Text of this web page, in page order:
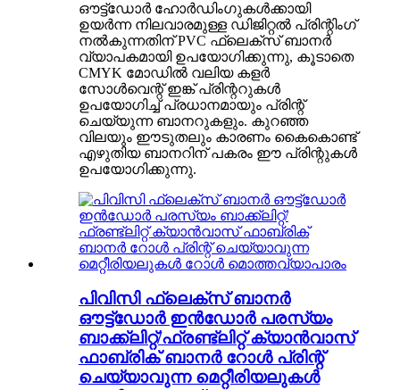
ഔട്ട്ഡോർ ഹോർഡിംഗുകൾക്കായി
ഉയർന്ന നിലവാരമുള്ള ഡിജിറ്റൽ പ്രിന്റിംഗ്
നൽകുന്നതിന് PVC ഫ്ലെക്സ് ബാനർ
വ്യാപകമായി ഉപയോഗിക്കുന്നു, കൂടാതെ
CMYK മോഡിൽ വലിയ കളർ
സോൾവെന്റ് ഇങ്ക് പ്രിന്ററുകൾ
ഉപയോഗിച്ച് പ്രധാനമായും പ്രിന്റ്
ചെയ്യുന്ന ബാനറുകളും. കുറഞ്ഞ
വിലയും ഈടുതലും കാരണം കൈകൊണ്ട്
എഴുതിയ ബാനറിന് പകരം ഈ പ്രിന്റുകൾ
ഉപയോഗിക്കുന്നു.
പിവിസി ഫ്ലെക്സ് ബാനർ
ഔട്ട്‌ഡോർ ഇൻഡോർ പരസ്യം
ബാക്ക്‌ലിറ്റ്/ഫ്രണ്ട്‌ലിറ്റ് ക്യാൻവാസ്
ഫാബ്രിക് ബാനർ റോൾ പ്രിന്റ്
ചെയ്യാവുന്ന മെറ്റീരിയലുകൾ